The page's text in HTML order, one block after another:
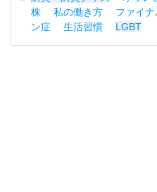
株
私の働き方 ファイ
ン症
生活習慣 LGBT